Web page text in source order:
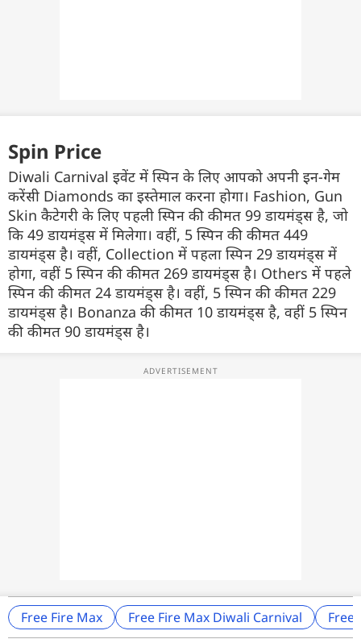
Spin Price
Diwali Carnival इवेंट में स्पिन के लिए आपको अपनी इन-गेम
करेंसी Diamonds का इस्तेमाल करना होगा। Fashion, Gun
Skin कैटेगरी के लिए पहली स्पिन की कीमत 99 डायमंड्स है, जो
कि 49 डायमंड्स में मिलेगा। वहीं, 5 स्पिन की कीमत 449
डायमंड्स है। वहीं, Collection में पहला स्पिन 29 डायमंड्स में
होगा, वहीं 5 स्पिन की कीमत 269 डायमंड्स है। Others में पहले
स्पिन की कीमत 24 डायमंड्स है। वहीं, 5 स्पिन की कीमत 229
डायमंड्स है। Bonanza की कीमत 10 डायमंड्स है, वहीं 5 स्पिन
की कीमत 90 डायमंड्स है।
Free Fire Max Free Fire Max Diwali Carnival Free